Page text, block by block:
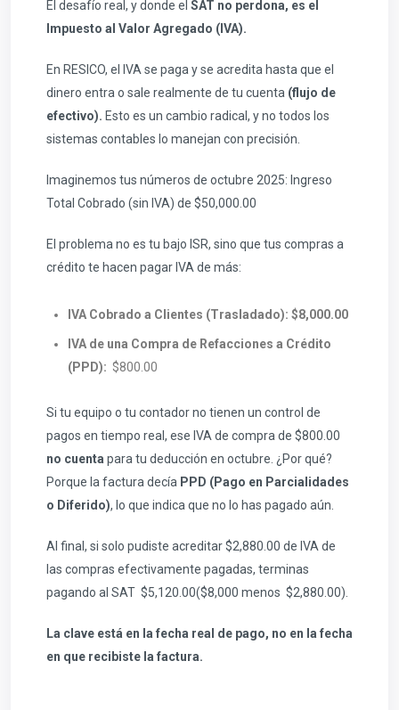
El desafío real, y donde el SAT no perdona, es el
Impuesto al Valor Agregado (IVA).
En RESICO, el IVA se paga y se acredita hasta que el
dinero entra o sale realmente de tu cuenta (flujo de
efectivo). Esto es un cambio radical, y no todos los
sistemas contables lo manejan con precisión.
Imaginemos tus números de octubre 2025: Ingreso
Total Cobrado (sin IVA) de $50,000.00
El problema no es tu bajo ISR, sino que tus compras a
crédito te hacen pagar IVA de más:
IVA Cobrado a Clientes (Trasladado): $8,000.00
IVA de una Compra de Refacciones a Crédito
(PPD): $800.00
Si tu equipo o tu contador no tienen un control de
pagos en tiempo real, ese IVA de compra de $800.00
no cuenta para tu deducción en octubre. ¿Por qué?
Porque la factura decía PPD (Pago en Parcialidades
o Diferido), lo que indica que no lo has pagado aún.
Al final, si solo pudiste acreditar $2,880.00 de IVA de
las compras efectivamente pagadas, terminas
pagando al SAT $5,120.00($8,000 menos $2,880.00).
La clave está en la fecha real de pago, no en la fecha
en que recibiste la factura.